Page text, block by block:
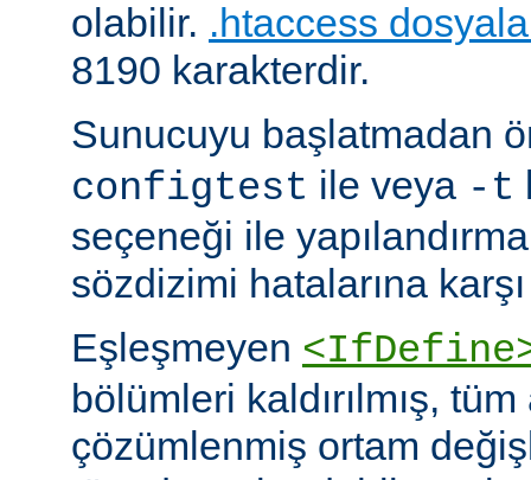
olabilir. .htaccess
8190 karakterdir.
Sunucuyu başlatmadan
configtest ile veya -t
seçeneği ile yapılandırma
sözdizimi hatalarına
Eşleşmeyen
bölümleri kaldırılmış,
çözümlenmiş ortam